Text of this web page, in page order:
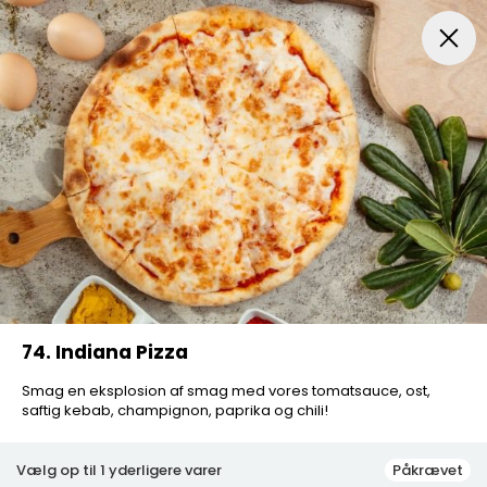
Frokost Tilbud kl. 11:00 - 15:00 Pizza Mexicansk
74. Indiana Pizza
Smag en eksplosion af smag med vores tomatsauce, ost,
saftig kebab, champignon, paprika og chili!
Vælg op til 1 yderligere varer Påkrævet